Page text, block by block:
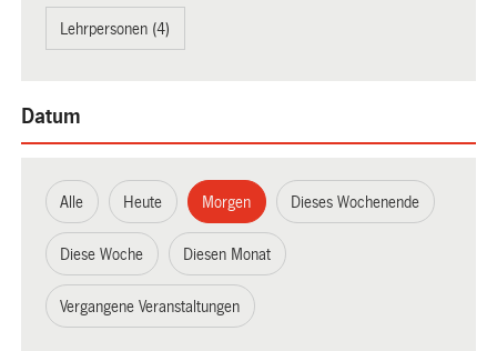
Lehrpersonen (4)
Datum
Alle Heute Morgen Dieses Wochenende
Diese Woche Diesen Monat
Vergangene Veranstaltungen